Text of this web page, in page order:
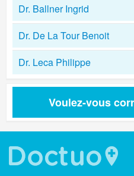
Dr. Ballner Ingrid
Dr. De La Tour Benoit
Dr. Leca Philippe
Voulez-vous